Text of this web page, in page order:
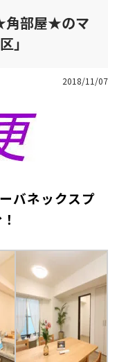
部屋★のマ
｣
2018/11/07
バネックスプ